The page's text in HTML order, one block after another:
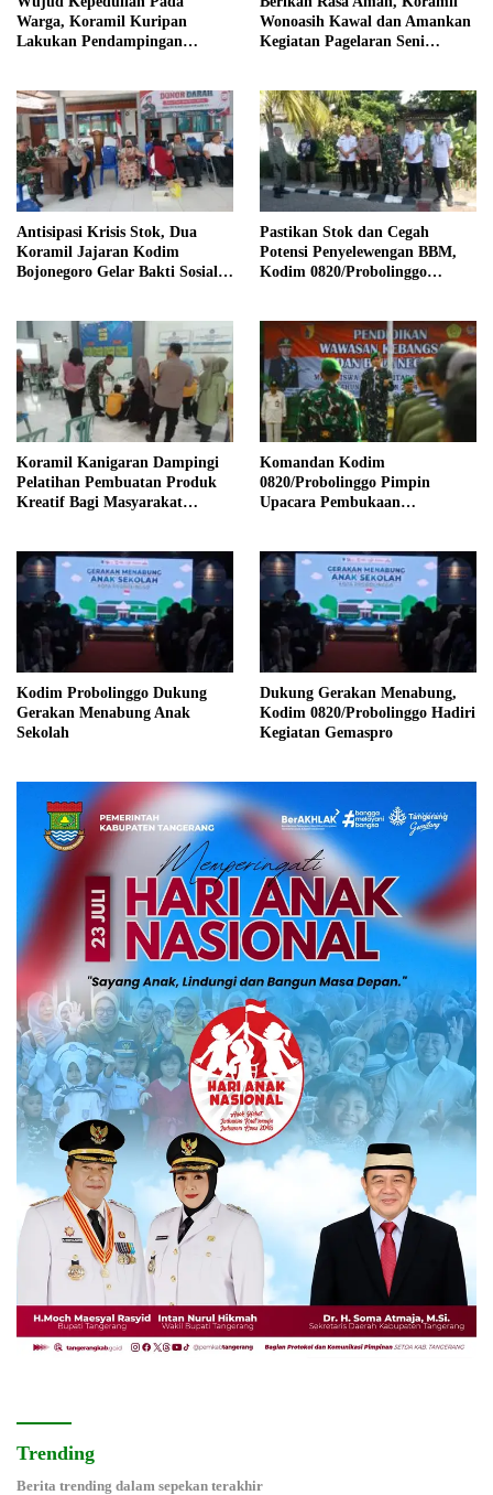
Warga, Koramil Kuripan
Lakukan Pendampingan
Wonoasih Kawal dan Amankan
Kegiatan Pagelaran Seni
Antisipasi Krisis Stok, Dua
Koramil Jajaran Kodim
Bojonegoro Gelar Bakti Sosial
Pastikan Stok dan Cegah
Potensi Penyelewengan BBM,
Kodim 0820/Probolinggo
Koramil Kanigaran Dampingi
Pelatihan Pembuatan Produk
Kreatif Bagi Masyarakat
Komandan Kodim
0820/Probolinggo Pimpin
Upacara Pembukaan
Universitas Panca Marga
Kodim Probolinggo Dukung
Gerakan Menabung Anak
Sekolah
Dukung Gerakan Menabung,
Kodim 0820/Probolinggo Hadiri
Kegiatan Gemaspro
Trending
Berita trending dalam sepekan terakhir